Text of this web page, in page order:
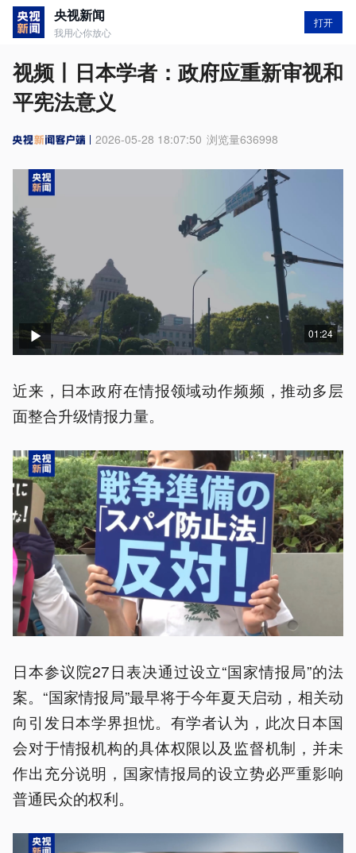
央视新闻
我用心你放心
打开
视频丨日本学者：政府应重新审视和
平宪法意义
2026-05-28 18:07:50 浏览量636998
01:24
近来，日本政府在情报领域动作频频，推动多层
面整合升级情报力量。
日本参议院27日表决通过设立“国家情报局”的法
案。“国家情报局”最早将于今年夏天启动，相关动
向引发日本学界担忧。有学者认为，此次日本国
会对于情报机构的具体权限以及监督机制，并未
作出充分说明，国家情报局的设立势必严重影响
普通民众的权利。